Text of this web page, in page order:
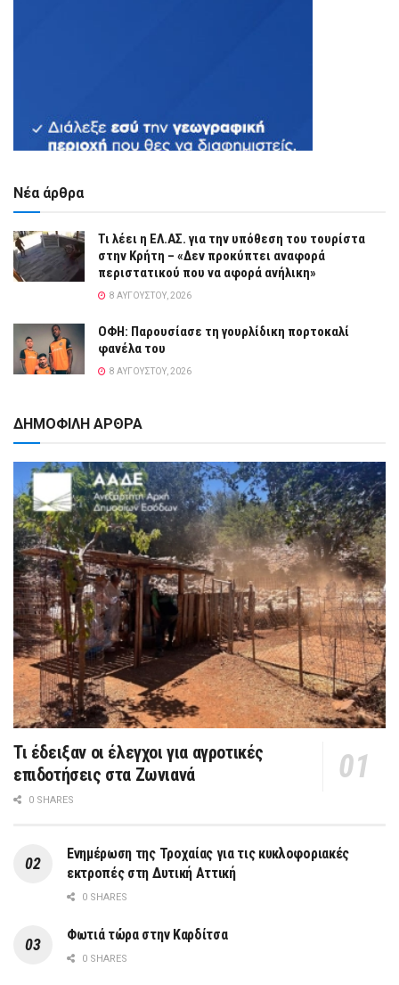
Νέα άρθρα
Τι λέει η ΕΛ.ΑΣ. για την υπόθεση του τουρίστα
στην Κρήτη – «Δεν προκύπτει αναφορά
περιστατικού που να αφορά ανήλικη»
8 ΑΥΓΟΎΣΤΟΥ, 2026
ΟΦΗ: Παρουσίασε τη γουρλίδικη πορτοκαλί
φανέλα του
8 ΑΥΓΟΎΣΤΟΥ, 2026
ΔΗΜΟΦΙΛΗ ΑΡΘΡΑ
Τι έδειξαν οι έλεγχοι για αγροτικές
επιδοτήσεις στα Ζωνιανά
0 SHARES
Ενημέρωση της Τροχαίας για τις κυκλοφοριακές
εκτροπές στη Δυτική Αττική
0 SHARES
Φωτιά τώρα στην Καρδίτσα
0 SHARES